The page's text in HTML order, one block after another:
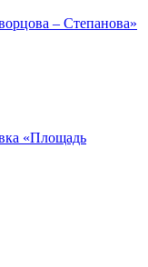
– Степанова»
«Площадь